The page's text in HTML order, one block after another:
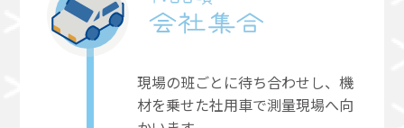
現場の班ごとに待ち合わせし、機
材を乗せた社用車で測量現場へ向